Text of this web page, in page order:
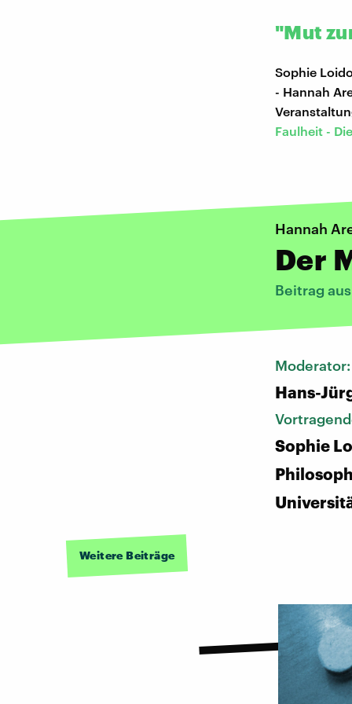
"Mut
Sophie
- Hannah
Faulheit -
Hannah
Der
Beitrag
Hans-
Sophie
Weitere Beiträge